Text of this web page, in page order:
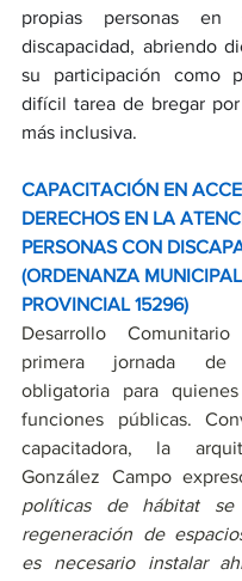
propias personas en
discapacidad, abriendo
su participación como
difícil tarea de bregar
más inclusiva.
CAPACITACIÓN EN
DERECHOS EN LA
PERSONAS CON
(ORDENANZA
PROVINCIAL 15296)
Desarrollo
primera jornada de
obligatoria para
funciones públicas.
capacitadora, la
González Campo
políticas de hábitat
regeneración de
es necesario instalar